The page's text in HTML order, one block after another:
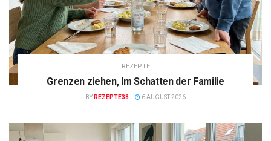
REZEPTE
Grenzen ziehen, Im Schatten der Familie
BY REZEPTE38 6 AUGUST 2026